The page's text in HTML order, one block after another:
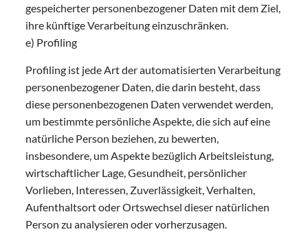
gespeicherter personenbezogener Daten mit dem Ziel,
ihre künftige Verarbeitung einzuschränken.
e) Profiling
Profiling ist jede Art der automatisierten Verarbeitung
personenbezogener Daten, die darin besteht, dass
diese personenbezogenen Daten verwendet werden,
um bestimmte persönliche Aspekte, die sich auf eine
natürliche Person beziehen, zu bewerten,
insbesondere, um Aspekte bezüglich Arbeitsleistung,
wirtschaftlicher Lage, Gesundheit, persönlicher
Vorlieben, Interessen, Zuverlässigkeit, Verhalten,
Aufenthaltsort oder Ortswechsel dieser natürlichen
Person zu analysieren oder vorherzusagen.